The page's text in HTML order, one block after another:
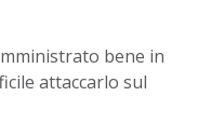
bene in
attaccarlo sul